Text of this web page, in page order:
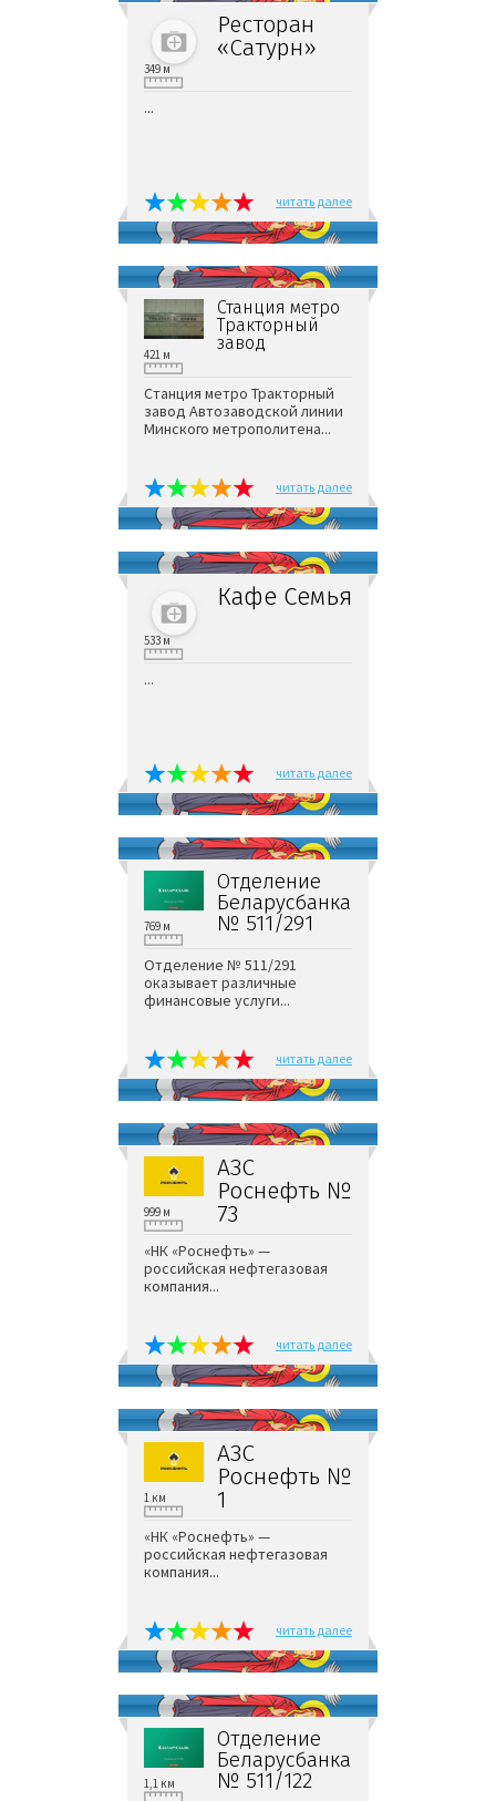
Ресторан
«Сатурн»
349 м
...
читать далее
Станция метро
Тракторный
завод
421 м
Станция метро Тракторный
завод Автозаводской линии
Минского метрополитена...
читать далее
Кафе Семья
533 м
...
читать далее
Отделение
Беларусбанка
№ 511/291
769 м
Отделение № 511/291
оказывает различные
финансовые услуги...
читать далее
АЗС
Роснефть №
73
999 м
«НК «Роснефть» —
российская нефтегазовая
компания...
читать далее
АЗС
Роснефть №
1
1 км
«НК «Роснефть» —
российская нефтегазовая
компания...
читать далее
Отделение
Беларусбанка
№ 511/122
1,1 км